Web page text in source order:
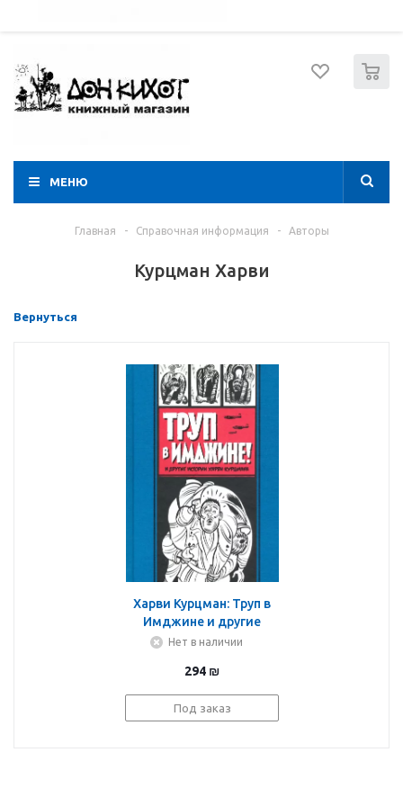
МЕНЮ
Главная - Справочная информация - Авторы
Курцман Харви
Вернуться
Харви Курцман: Труп в
Имджине и другие
истории Харви
Нет в наличии
294 ₪
Под заказ